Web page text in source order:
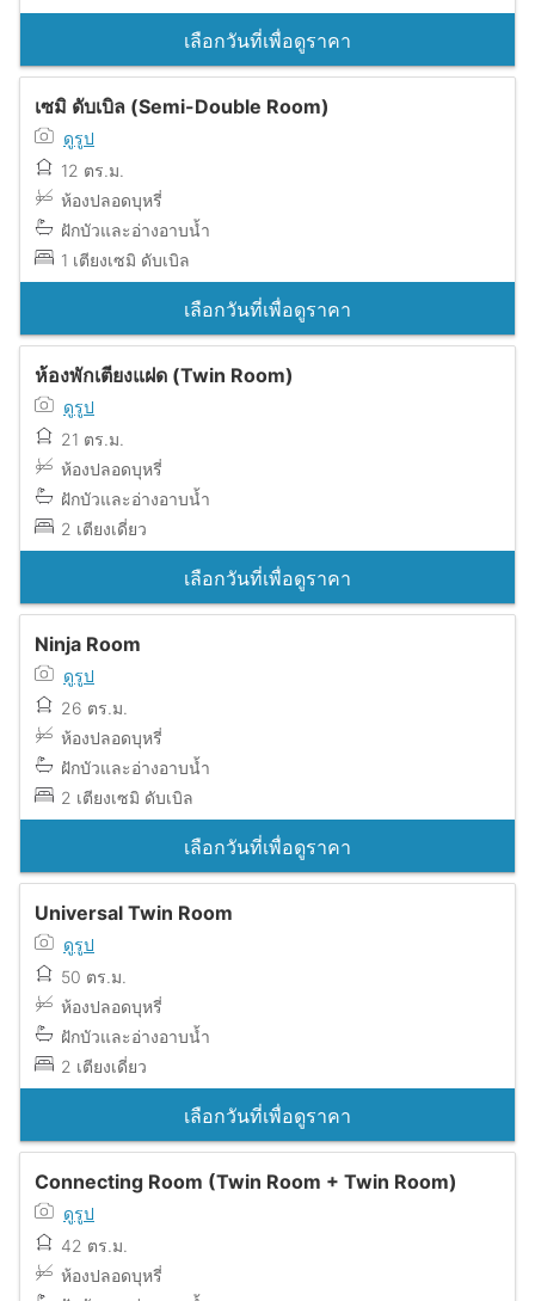
เลือกวันที่เพื่อดูราคา
เซมิ ดับเบิล (Semi-Double Room)
ดูรูป
12 ตร.ม.
ห้องปลอดบุหรี่
ฝักบัวและอ่างอาบน้ำ
1 เตียงเซมิ ดับเบิล
เลือกวันที่เพื่อดูราคา
ห้องพักเตียงแฝด (Twin Room)
ดูรูป
21 ตร.ม.
ห้องปลอดบุหรี่
ฝักบัวและอ่างอาบน้ำ
2 เตียงเดี่ยว
เลือกวันที่เพื่อดูราคา
Ninja Room
ดูรูป
26 ตร.ม.
ห้องปลอดบุหรี่
ฝักบัวและอ่างอาบน้ำ
2 เตียงเซมิ ดับเบิล
เลือกวันที่เพื่อดูราคา
Universal Twin Room
ดูรูป
50 ตร.ม.
ห้องปลอดบุหรี่
ฝักบัวและอ่างอาบน้ำ
2 เตียงเดี่ยว
เลือกวันที่เพื่อดูราคา
Connecting Room (Twin Room + Twin Room)
ดูรูป
42 ตร.ม.
ห้องปลอดบุหรี่